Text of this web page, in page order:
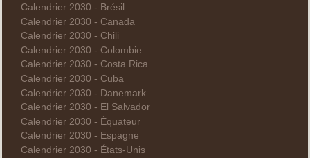
Calendrier 2030 - Brésil
Calendrier 2030 - Canada
Calendrier 2030 - Chili
Calendrier 2030 - Colombie
Calendrier 2030 - Costa Rica
Calendrier 2030 - Cuba
Calendrier 2030 - Danemark
Calendrier 2030 - El Salvador
Calendrier 2030 - Équateur
Calendrier 2030 - Espagne
Calendrier 2030 - États-Unis